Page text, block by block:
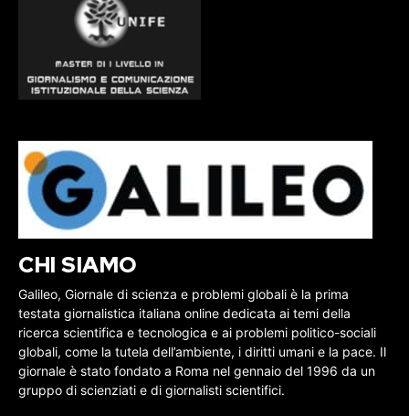
CHI SIAMO
Galileo, Giornale di scienza e problemi globali è la prima
testata giornalistica italiana online dedicata ai temi della
ricerca scientifica e tecnologica e ai problemi politico-sociali
globali, come la tutela dell’ambiente, i diritti umani e la pace. Il
giornale è stato fondato a Roma nel gennaio del 1996 da un
gruppo di scienziati e di giornalisti scientifici.